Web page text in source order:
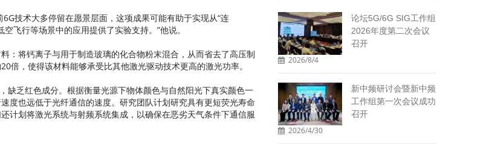
技术大多停留在愿景层面，这项成果可能有助于实现从“连
飞行等场景中的应用提供了实验支持。”他说。
：将钙离子与用于制造玻璃的化合物粉末混合，从而省去了高压制
倍，使得该材料能够承受比其他激光驱动技术更高的激光功率。
乏红色成分。根据衡量光源下物体颜色与自然阳光下真实颜色一
度也远低于光纤通信的速度。研究团队计划研究具有更短荧光寿命
计划将激光系统与射频系统集成，以确保在恶劣天气条件下通信服
论坛5G/6G SIG工作组
2026年度第二次会议
召开
2026/8/4
新中频研讨会暨新中频
工作组第一次会议成功
召开
2026/4/30